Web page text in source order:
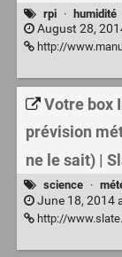
rpi · humidité
August 28,
http://www.manuel-
Votre box
prévision
ne le sait) |
science ·
June 18, 2014
http://www.slate.fr/story/